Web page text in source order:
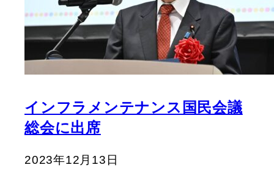
インフラメンテナンス国民会議
総会に出席
2023年12月13日